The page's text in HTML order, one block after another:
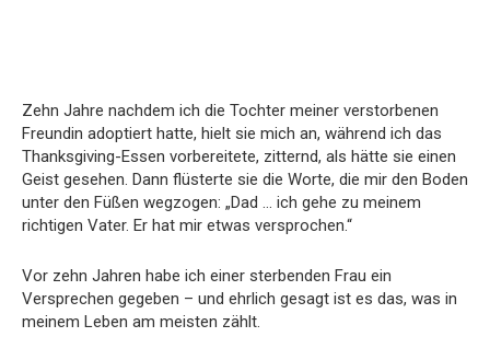
Zehn Jahre nachdem ich die Tochter meiner verstorbenen
Freundin adoptiert hatte, hielt sie mich an, während ich das
Thanksgiving-Essen vorbereitete, zitternd, als hätte sie einen
Geist gesehen. Dann flüsterte sie die Worte, die mir den Boden
unter den Füßen wegzogen: „Dad … ich gehe zu meinem
richtigen Vater. Er hat mir etwas versprochen.“
Vor zehn Jahren habe ich einer sterbenden Frau ein
Versprechen gegeben – und ehrlich gesagt ist es das, was in
meinem Leben am meisten zählt.